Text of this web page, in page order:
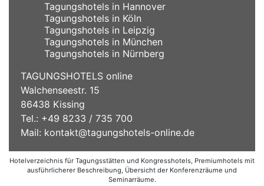
Tagungshotels in Hannover
Tagungshotels in Köln
Tagungshotels in Leipzig
Tagungshotels in München
Tagungshotels in Nürnberg
TAGUNGSHOTELS online
Walchenseestr. 15
86438 Kissing
Tel.: +49 8233 / 735 700
Mail: kontakt@tagungshotels-online.de
Hotelverzeichnis für Tagungsstätten und Kongresshotels, Premiumhotels mit
ausführlicherer Beschreibung, Übersicht der Konferenzräume und
Seminarräume.